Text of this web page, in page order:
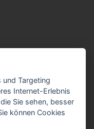
und Targeting
Internet-Erlebnis
Sie sehen, besser
können Cookies